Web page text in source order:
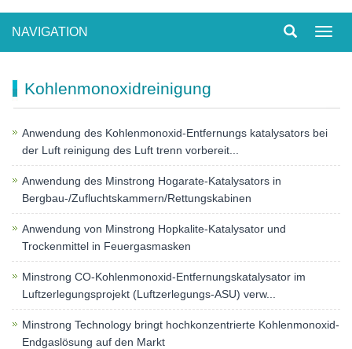
NAVIGATION
Kohlenmonoxidreinigung
Anwendung des Kohlenmonoxid-Entfernungs katalysators bei
der Luft reinigung des Luft trenn vorbereit...
Anwendung des Minstrong Hogarate-Katalysators in
Bergbau-/Zufluchtskammern/Rettungskabinen
Anwendung von Minstrong Hopkalite-Katalysator und
Trockenmittel in Feuergasmasken
Minstrong CO-Kohlenmonoxid-Entfernungskatalysator im
Luftzerlegungsprojekt (Luftzerlegungs-ASU) verw...
Minstrong Technology bringt hochkonzentrierte Kohlenmonoxid-
Endgaslösung auf den Markt